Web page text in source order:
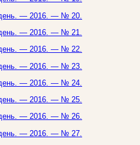
— 2016. — № 20.
— 2016. — № 21.
— 2016. — № 22.
— 2016. — № 23.
— 2016. — № 24.
— 2016. — № 25.
— 2016. — № 26.
— 2016. — № 27.